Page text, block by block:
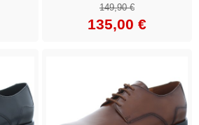
149,90 €
135,00 €